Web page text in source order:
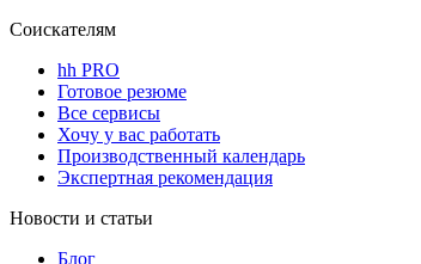
Соискателям
hh PRO
Готовое резюме
Все сервисы
Хочу у вас работать
Производственный календарь
Экспертная рекомендация
Новости и статьи
Блог